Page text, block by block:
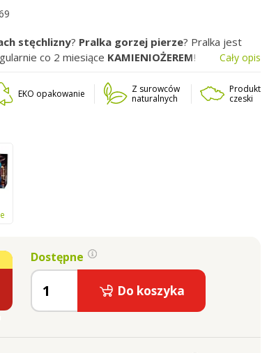
stęchlizny? Pralka gorzej pierze? Pralka jest
co 2 miesiące KAMIENIOŻEREM! Cały opis
EKO opakowanie
Z surowców
naturalnych
Produkt
czeski
Dostępne
Do koszyka